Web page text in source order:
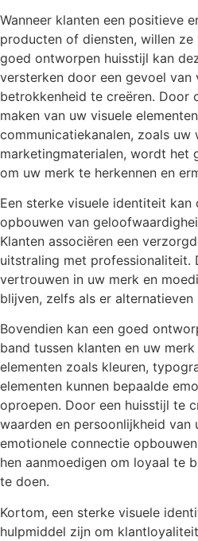
Wanneer klanten een positieve
producten of diensten, willen ze
goed ontworpen huisstijl kan
versterken door een gevoel van
betrokkenheid te creëren. Door
maken van uw visuele
communicatiekanalen, zoals uw
marketingmaterialen, wordt het
om uw merk te herkennen en
Een sterke visuele identiteit kan
opbouwen van
Klanten associëren een
uitstraling met professionaliteit.
vertrouwen in uw merk en
blijven, zelfs als er alternatieven
Bovendien kan een goed
band tussen klanten en uw
elementen zoals kleuren,
elementen kunnen bepaalde
oproepen. Door een huisstijl te
waarden en persoonlijkheid van
emotionele connectie
hen aanmoedigen om loyaal te
te doen.
Kortom, een sterke visuele
hulpmiddel zijn om